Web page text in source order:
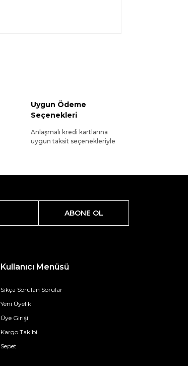
Uygun Ödeme
Seçenekleri
Anlaşmalı kredi kartlarına
uygun taksit seçenekleriyle
ABONE OL
Kullanıcı Menüsü
Sıkça Sorulan Sorular
Yeni Üyelik
Üye Girişi
Kargo Takibi
Sepet